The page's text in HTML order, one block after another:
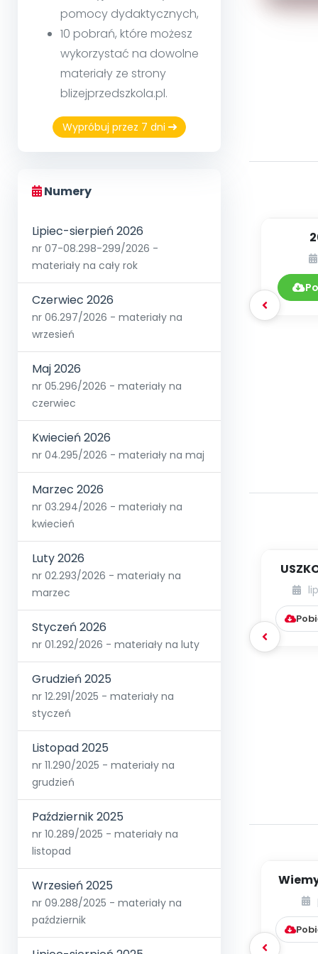
pomocy dydaktycznych,
10 pobrań, które możesz
wykorzystać na dowolne
materiały ze strony
blizejprzedszkola.pl.
Wypróbuj przez 7 dni
Numery
Lipiec-sierpień 2026
nr 07-08.298-299/2026 -
materiały na cały rok
Czerwiec 2026
nr 06.297/2026 - materiały na
wrzesień
Maj 2026
nr 05.296/2026 - materiały na
czerwiec
Kwiecień 2026
nr 04.295/2026 - materiały na maj
Marzec 2026
nr 03.294/2026 - materiały na
kwiecień
Luty 2026
nr 02.293/2026 - materiały na
marzec
Styczeń 2026
nr 01.292/2026 - materiały na luty
Grudzień 2025
nr 12.291/2025 - materiały na
styczeń
Listopad 2025
nr 11.290/2025 - materiały na
grudzień
Październik 2025
nr 10.289/2025 - materiały na
listopad
Wrzesień 2025
nr 09.288/2025 - materiały na
październik
jak